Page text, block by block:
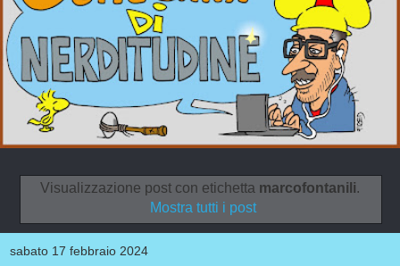
Visualizzazione post con etichetta marcofontanili.
Mostra tutti i post
sabato 17 febbraio 2024